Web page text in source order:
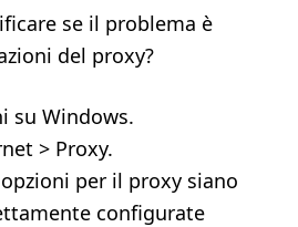
se il problema è
del proxy?
su Windows.
> Proxy.
per il proxy siano
configurate